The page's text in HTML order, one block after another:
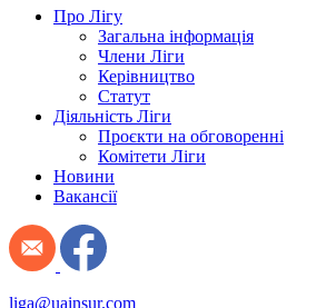
Про Лігу
Загальна інформація
Члени Ліги
Керівництво
Статут
Діяльність Ліги
Проєкти на обговоренні
Комітети Ліги
Новини
Вакансії
liga@uainsur.com